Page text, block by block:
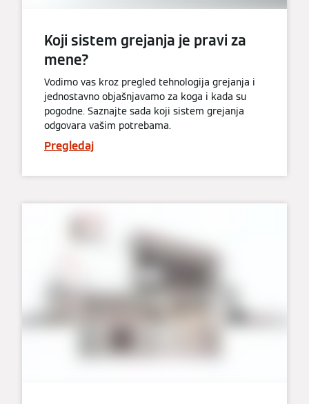
Koji sistem grejanja je pravi za
mene?
Vodimo vas kroz pregled tehnologija grejanja i
jednostavno objašnjavamo za koga i kada su
pogodne. Saznajte sada koji sistem grejanja
odgovara vašim potrebama.
Pregledaj